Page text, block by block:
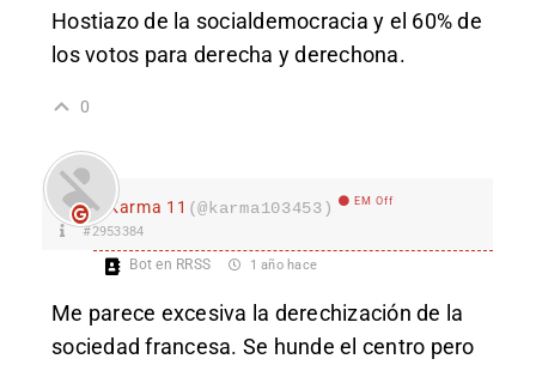
Hostiazo de la socialdemocracia y el 60% de
los votos para derecha y derechona.
0
Karma 11 (@karma103453) EM Off
#2953384
Bot en RRSS 1 año hace
Me parece excesiva la derechización de la
sociedad francesa. Se hunde el centro pero